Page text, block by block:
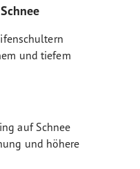
und tiefem
auf Schnee
und höhere